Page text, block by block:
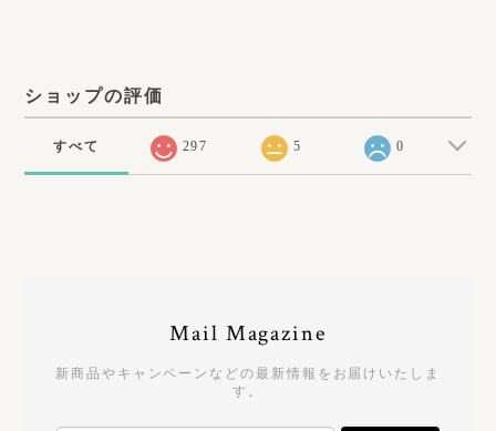
ショップの評価
すべて 297 5 0
Mail Magazine
新商品やキャンペーンなどの最新情報をお届けいたしま
す。